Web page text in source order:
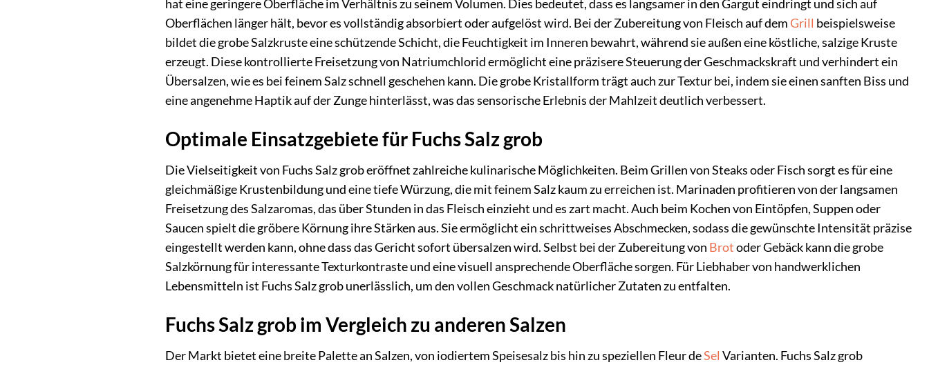
hat eine geringere Oberfläche im Verhältnis zu seinem Volumen. Dies bedeutet, dass es langsamer in den Gargut eindringt und sich auf
Oberflächen länger hält, bevor es vollständig absorbiert oder aufgelöst wird. Bei der Zubereitung von Fleisch auf demGrill beispielsweise
bildet die grobe Salzkruste eine schützende Schicht, die Feuchtigkeit im Inneren bewahrt, während sie außen eine köstliche, salzige Kruste
erzeugt. Diese kontrollierte Freisetzung von Natriumchlorid ermöglicht eine präzisere Steuerung der Geschmackskraft und verhindert ein
Übersalzen, wie es bei feinem Salz schnell geschehen kann. Die grobe Kristallform trägt auch zur Textur bei, indem sie einen sanften Biss und
eine angenehme Haptik auf der Zunge hinterlässt, was das sensorische Erlebnis der Mahlzeit deutlich verbessert.
Optimale Einsatzgebiete für Fuchs Salz grob
Die Vielseitigkeit von Fuchs Salz grob eröffnet zahlreiche kulinarische Möglichkeiten. Beim Grillen von Steaks oder Fisch sorgt es für eine
gleichmäßige Krustenbildung und eine tiefe Würzung, die mit feinem Salz kaum zu erreichen ist. Marinaden profitieren von der langsamen
Freisetzung des Salzaromas, das über Stunden in das Fleisch einzieht und es zart macht. Auch beim Kochen von Eintöpfen, Suppen oder
Saucen spielt die gröbere Körnung ihre Stärken aus. Sie ermöglicht ein schrittweises Abschmecken, sodass die gewünschte Intensität präzise
eingestellt werden kann, ohne dass das Gericht sofort übersalzen wird. Selbst bei der Zubereitung von Brotoder Gebäck kann die grobe
Salzkörnung für interessante Texturkontraste und eine visuell ansprechende Oberfläche sorgen. Für Liebhaber von handwerklichen
Lebensmitteln ist Fuchs Salz grob unerlässlich, um den vollen Geschmack natürlicher Zutaten zu entfalten.
Fuchs Salz grob im Vergleich zu anderen Salzen
Der Markt bietet eine breite Palette an Salzen, von iodiertem Speisesalz bis hin zu speziellen Fleur deSel Varianten. Fuchs Salz grob